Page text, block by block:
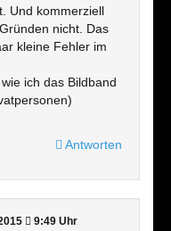
Und kommerziell
nicht. Das
kleine Fehler im
ich das Bildband
Antworten
9:49 Uhr